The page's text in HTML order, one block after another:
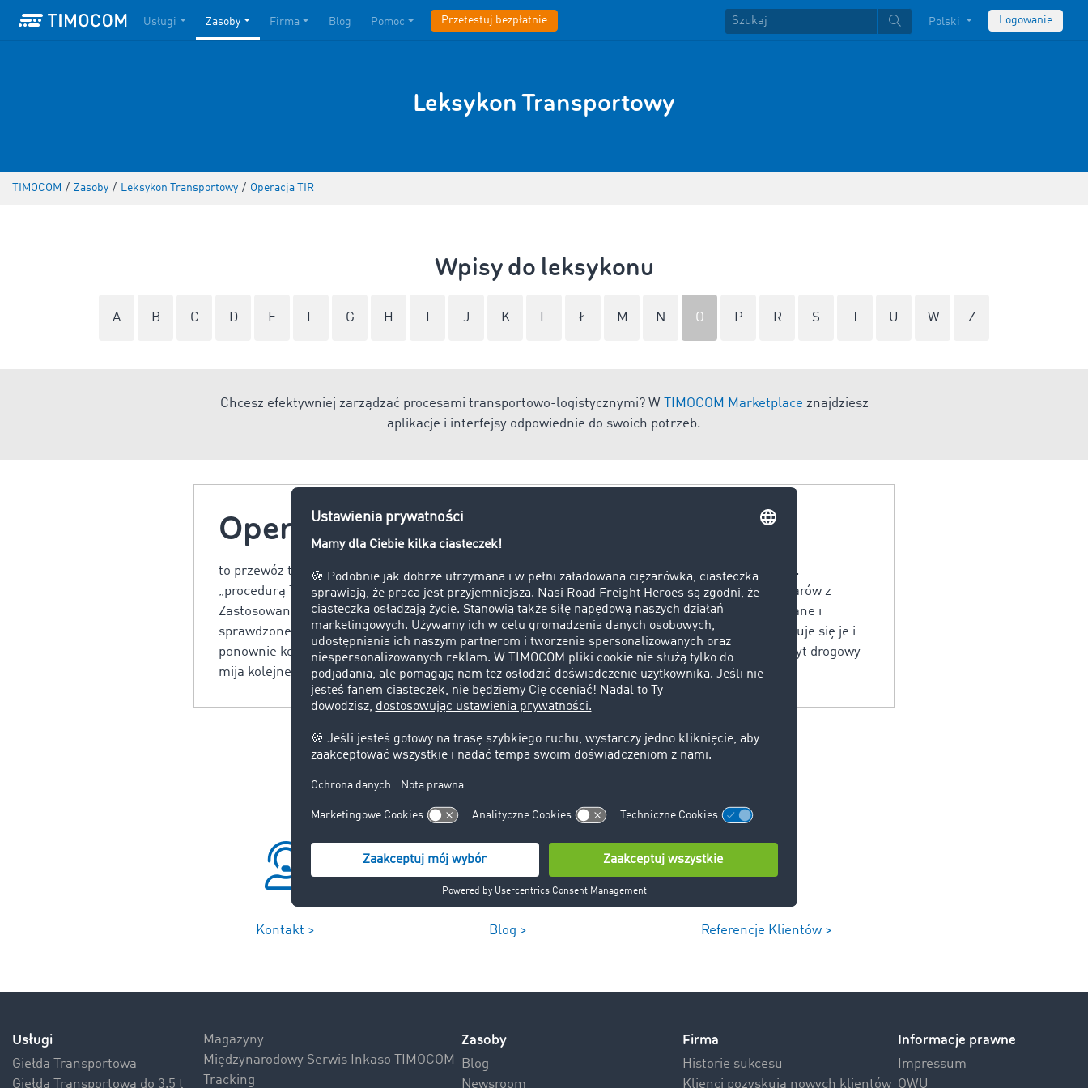
Usługi Zasoby Firma Blog Pomoc Przetestuj bezpłatnie Polski Logowanie
Leksykon Transportowy
TIMOCOM / Zasoby / Leksykon Transportowy / Operacja TIR
Wpisy do leksykonu
A B C D E F G H J K L Ł M N O P R S U W Z
Chcesz efektywniej zarządzać procesami transportowo-logistycznymi? W TIMOCOM Marketplace znajdziesz
aplikacje i interfejsy odpowiednie do swoich potrzeb.
Operacja TIR
to przewóz towarów z wyjściowego urzędu celnego do docelowego urzędu celnego zgodnie z tzw.
„procedurą TIR”, ustaloną przez Konwencję Celną Dotyczącą Międzynarodowego Przewozu Towarów z
Zastosowaniem Karnetów TIR. Pojazdy, które poruszają się na karnecie TIR, zostają zaplombowane i
sprawdzone w urzędzie celnym lub na granicy państwa wywozu ładunku. Następnie odplombowuje się je i
ponownie kontroluje w kraju docelowym ładunku. Na mocy tej konwencji międzynarodowy tranzyt drogowy
mija kolejne państwa tranzytowe z formalnościami zredukowanymi do minimum.
Kontakt > Blog > Referencje Klientów >
Usługi
Giełda Transportowa
Giełda Transportowa do 3,5 t
Magazyny
Międzynarodowy Serwis Inkaso TIMOCOM
Tracking
Zasoby
Blog
Newsroom
Firma
Historie sukcesu
Klienci pozyskują nowych klientów
Informacje prawne
Impressum
OWU